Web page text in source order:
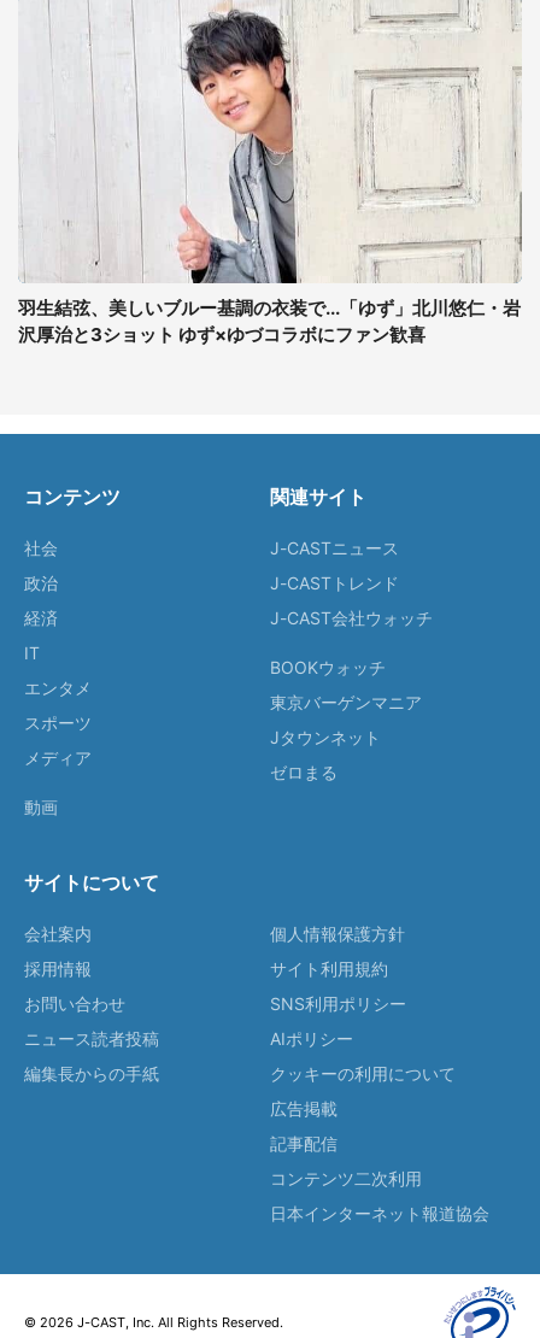
羽生結弦、美しいブルー基調の衣装で...「ゆず」北川悠仁・岩
沢厚治と3ショット ゆず×ゆづコラボにファン歓喜
コンテンツ
社会
政治
経済
IT
エンタメ
スポーツ
メディア
動画
関連サイト
J-CASTニュース
J-CASTトレンド
J-CAST会社ウォッチ
BOOKウォッチ
東京バーゲンマニア
Jタウンネット
ゼロまる
サイトについて
会社案内
採用情報
お問い合わせ
ニュース読者投稿
編集長からの手紙
個人情報保護方針
サイト利用規約
SNS利用ポリシー
AIポリシー
クッキーの利用について
広告掲載
記事配信
コンテンツ二次利用
日本インターネット報道協会
© 2026 J-CAST, Inc. All Rights Reserved.